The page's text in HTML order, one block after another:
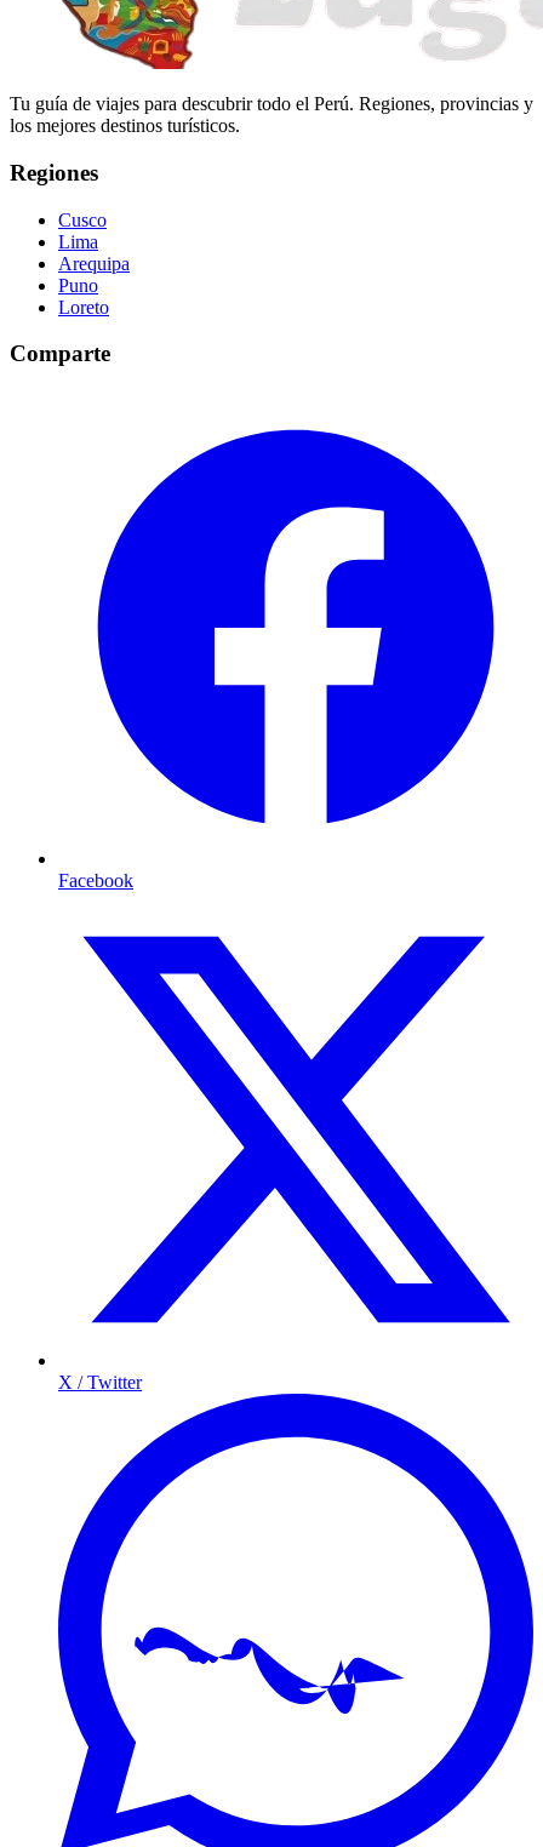
Tu guía de viajes para descubrir todo el Perú. Regiones, provincias y
los mejores destinos turísticos.
Regiones
Cusco
Lima
Arequipa
Puno
Loreto
Comparte
Facebook
X / Twitter